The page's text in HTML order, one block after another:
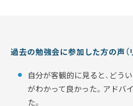
過去の勉強会に参加した方の声（リ
自分が客観的に見ると、どう
がわかって良かった。アドバ
た。